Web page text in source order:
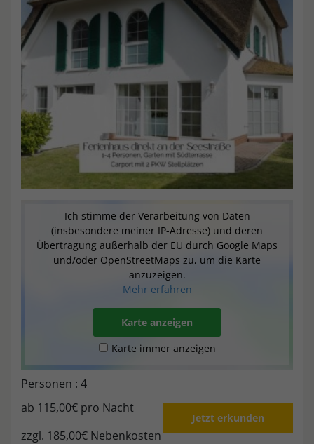
Ich stimme der Verarbeitung von Daten
(insbesondere meiner IP-Adresse) und deren
Übertragung außerhalb der EU durch Google Maps
und/oder OpenStreetMaps zu, um die Karte
anzuzeigen.
Mehr erfahren
Karte anzeigen
Karte immer anzeigen
Personen : 4
ab 115,00€ pro Nacht
zzgl. 185,00€ Nebenkosten
Jetzt erkunden